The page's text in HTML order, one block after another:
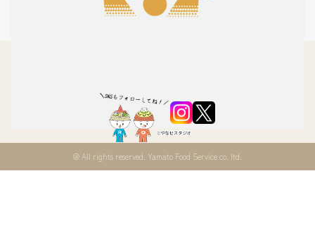
@ All rights reserved. Yamato Food Service co. ltd.